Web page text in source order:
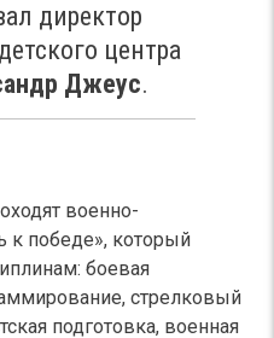
директор
центра
Джеус.
военно-
к победе», который
боевая
стрелковый
подготовка, военная